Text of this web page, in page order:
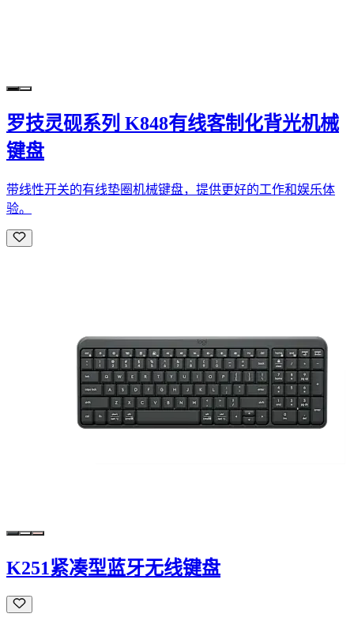
罗技灵砚系列 K848有线客制化背光机械
键盘
带线性开关的有线垫圈机械键盘，提供更好的工作和娱乐体
验。
K251紧凑型蓝牙无线键盘